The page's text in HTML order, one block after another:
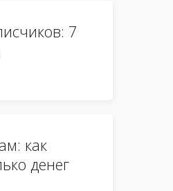
7
как
денег